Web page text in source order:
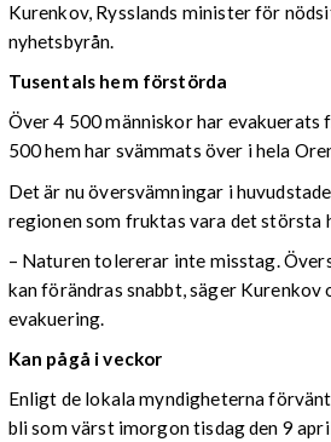
Kurenkov, Rysslands minister för
nyhetsbyrån.
Tusentals hem förstörda
Över 4 500 människor har evakuerats
500 hem har svämmats över i hela
Det är nu översvämningar i
regionen som fruktas vara det största
– Naturen tolererar inte misstag.
kan förändras snabbt, säger Kurenkov
evakuering.
Kan pågå i veckor
Enligt de lokala myndigheterna
bli som värst imorgon tisdag den 9